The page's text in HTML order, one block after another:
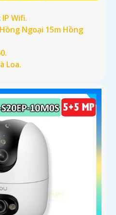
IP Wifi.
Hồng Ngoại 15m Hồng
Loa.